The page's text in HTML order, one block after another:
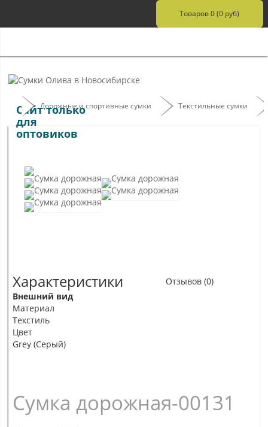
Товаров 0 (0 руб)
Сайт только
для
оптовиков
Дорожные и спортивные сумки Текстильные сумки
Характеристики
Отзывов (0)
Внешний вид
Материал
Текстиль
Цвет
Grey (Серый)
Сумка дорожная-00131